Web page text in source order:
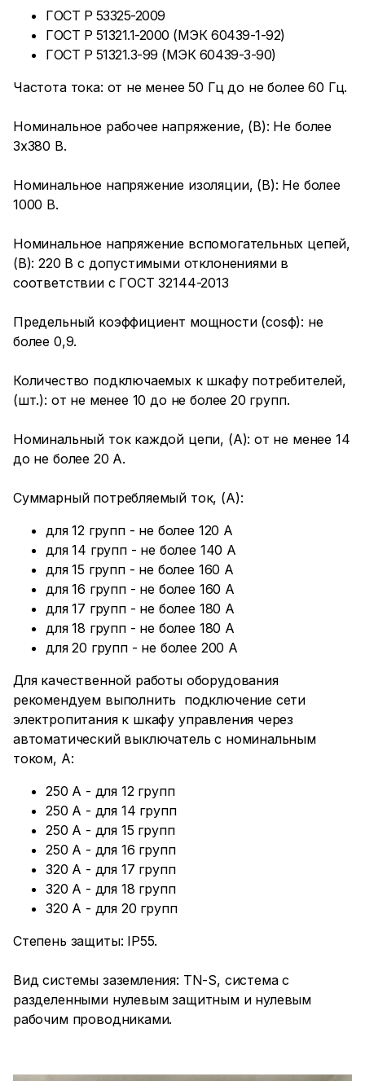
ГОСТ Р 53325-2009
ГОСТ Р 51321.1-2000 (МЭК 60439-1-92)
ГОСТ Р 51321.3-99 (МЭК 60439-3-90)
Частота тока: от не менее 50 Гц до не более 60 Гц.
Номинальное рабочее напряжение, (В): Не более
3х380 В.
Номинальное напряжение изоляции, (В): Не более
1000 В.
Номинальное напряжение вспомогательных цепей,
(В): 220 В с допустимыми отклонениями в
соответствии с ГОСТ 32144-2013
Предельный коэффициент мощности (cosϕ): не
более 0,9.
Количество подключаемых к шкафу потребителей,
(шт.): от не менее 10 до не более 20 групп.
Номинальный ток каждой цепи, (А): от не менее 14
до не более 20 А.
Суммарный потребляемый ток, (А):
для 12 групп - не более 120 А
для 14 групп - не более 140 А
для 15 групп - не более 160 А
для 16 групп - не более 160 А
для 17 групп - не более 180 А
для 18 групп - не более 180 А
для 20 групп - не более 200 А
Для качественной работы оборудования
рекомендуем выполнить подключение сети
электропитания к шкафу управления через
автоматический выключатель с номинальным
током, А:
250 А - для 12 групп
250 А - для 14 групп
250 А - для 15 групп
250 А - для 16 групп
320 А - для 17 групп
320 А - для 18 групп
320 А - для 20 групп
Степень защиты: IP55.
Вид системы заземления: TN-S, система с
разделенными нулевым защитным и нулевым
рабочим проводниками.